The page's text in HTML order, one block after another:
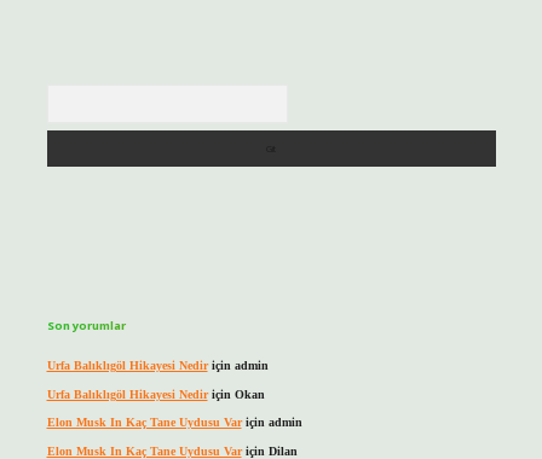
Son yorumlar
Urfa Balıklıgöl Hikayesi Nediriçin admin
Urfa Balıklıgöl Hikayesi Nediriçin Okan
Elon Musk In Kaç Tane Uydusu Variçin admin
Elon Musk In Kaç Tane Uydusu Variçin Dilan